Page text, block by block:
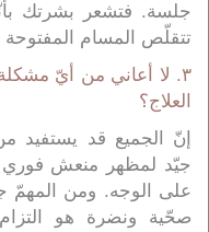
جلسة. فتشعر بشرتك
تتقلّص المسام
٣. لا أعاني من أيّ
العلاج؟
إنّ الجميع قد يستفيد
جيّد لمظهر منعش
على الوجه. ومن المهمّ
صحّية ونضرة هو التزام